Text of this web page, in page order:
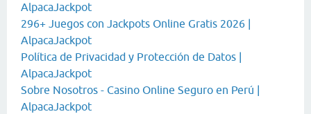
AlpacaJackpot
296+ Juegos con Jackpots Online Gratis 2026 |
AlpacaJackpot
Política de Privacidad y Protección de Datos |
AlpacaJackpot
Sobre Nosotros - Casino Online Seguro en Perú |
AlpacaJackpot